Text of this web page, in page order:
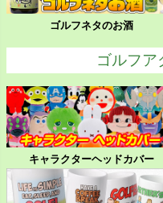
ゴルフネタのお酒
ゴルフア
キャラクターヘッドカバー